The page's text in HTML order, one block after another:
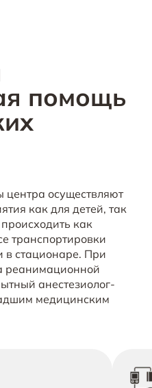
помощь
осуществляют
как для детей, так
как
транспортировки
в стационаре. При
реанимационной
анестезиолог-
медицинским